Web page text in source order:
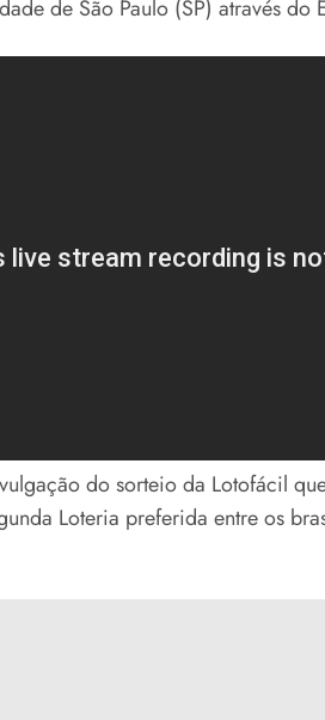
de São Paulo (SP) através do
do sorteio da Lotofácil
Loteria preferida entre os